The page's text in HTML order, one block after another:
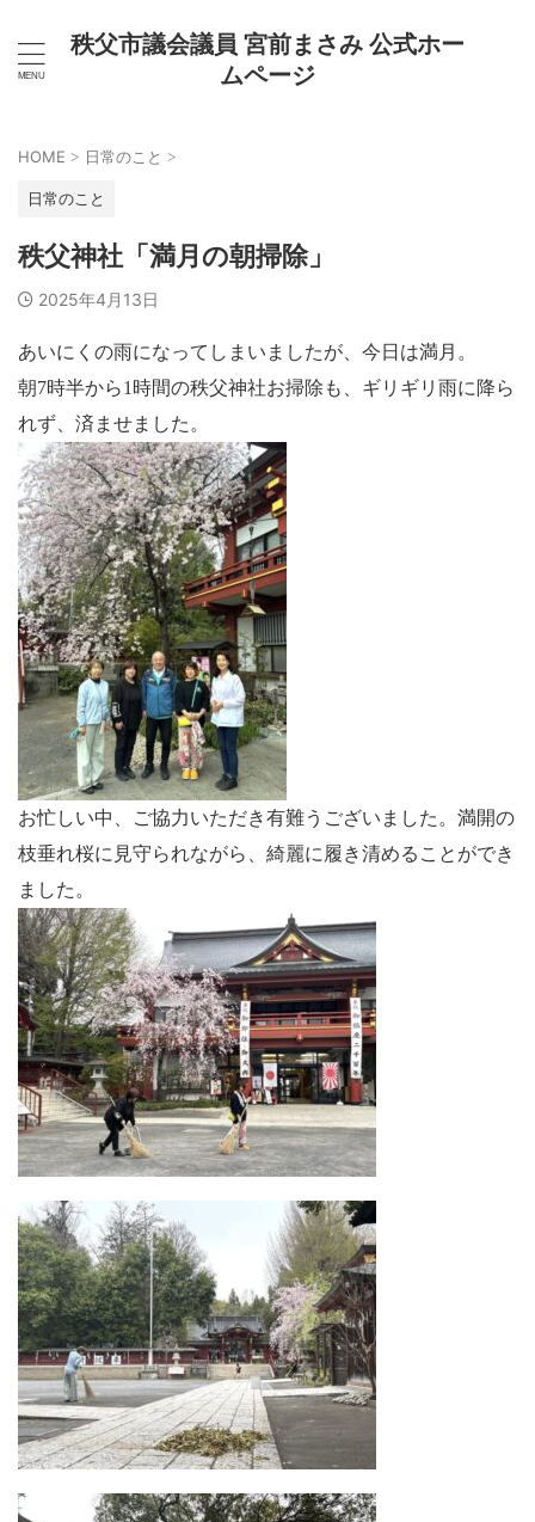
秩父市議会議員 宮前まさみ 公式ホー
ムページ
HOME > 日常のこと >
日常のこと
秩父神社「満月の朝掃除」
2025年4月13日
あいにくの雨になってしまいましたが、今日は満月。
朝7時半から1時間の秩父神社お掃除も、ギリギリ雨に降ら
れず、済ませました。
お忙しい中、ご協力いただき有難うございました。満開の
枝垂れ桜に見守られながら、綺麗に履き清めることができ
ました。